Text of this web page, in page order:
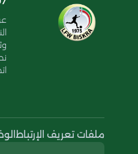
ملفات تعريف الإرتباط